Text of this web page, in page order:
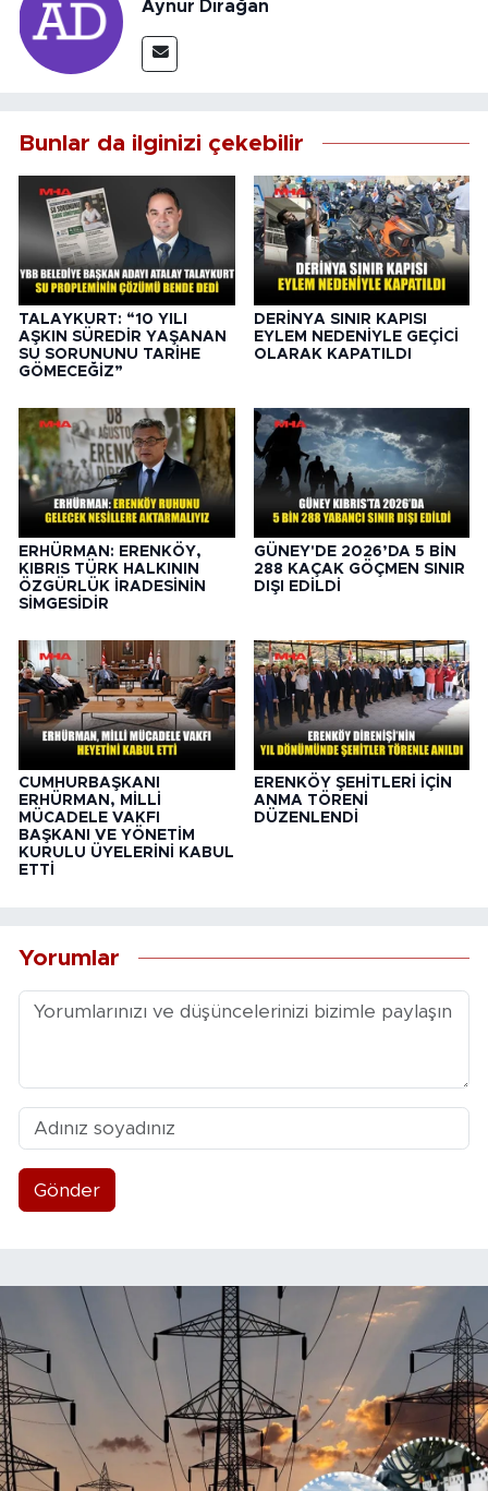
Aynur Dırağan
Bunlar da ilginizi çekebilir
TALAYKURT: “10 YILI
AŞKIN SÜREDİR YAŞANAN
SU SORUNUNU TARİHE
GÖMECEĞİZ”
DERİNYA SINIR KAPISI
EYLEM NEDENİYLE GEÇİCİ
OLARAK KAPATILDI
ERHÜRMAN: ERENKÖY,
KIBRIS TÜRK HALKININ
ÖZGÜRLÜK İRADESİNİN
SİMGESİDİR
GÜNEY'DE 2026’DA 5 BİN
288 KAÇAK GÖÇMEN SINIR
DIŞI EDİLDİ
CUMHURBAŞKANI
ERHÜRMAN, MİLLİ
MÜCADELE VAKFI
BAŞKANI VE YÖNETİM
KURULU ÜYELERİNİ KABUL
ETTİ
ERENKÖY ŞEHİTLERİ İÇİN
ANMA TÖRENİ
DÜZENLENDİ
Yorumlar
Gönder